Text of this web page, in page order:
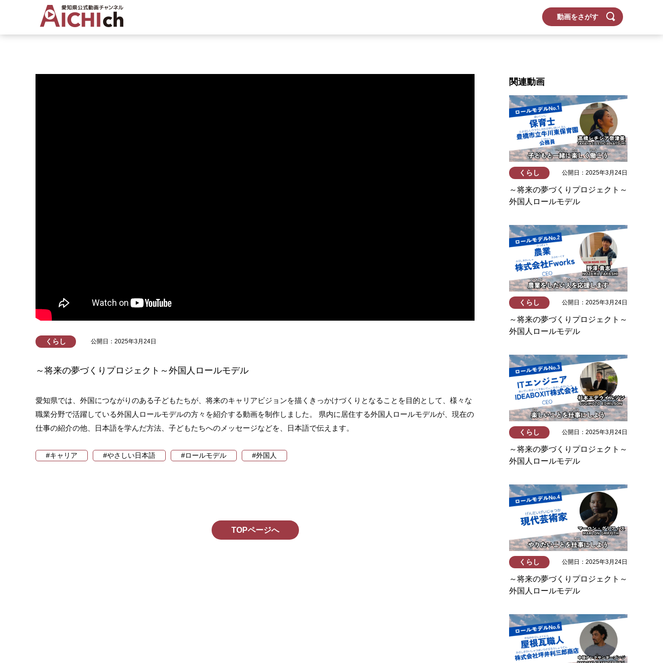
動画をさがす
くらし 公開日：2025年3月24日
～将来の夢づくりプロジェクト～外国人ロールモデル
愛知県では、外国につながりのある子どもたちが、将来のキャリアビジョンを描くきっかけづくりとなることを目的として、様々な
職業分野で活躍している外国人ロールモデルの方々を紹介する動画を制作しました。 県内に居住する外国人ロールモデルが、現在の
仕事の紹介の他、日本語を学んだ方法、子どもたちへのメッセージなどを、日本語で伝えます。
#キャリア #やさしい日本語 #ロールモデル #外国人
TOPページへ
関連動画
くらし 公開日：2025年3月24日
～将来の夢づくりプロジェクト～
外国人ロールモデル
くらし 公開日：2025年3月24日
～将来の夢づくりプロジェクト～
外国人ロールモデル
くらし 公開日：2025年3月24日
～将来の夢づくりプロジェクト～
外国人ロールモデル
くらし 公開日：2025年3月24日
～将来の夢づくりプロジェクト～
外国人ロールモデル